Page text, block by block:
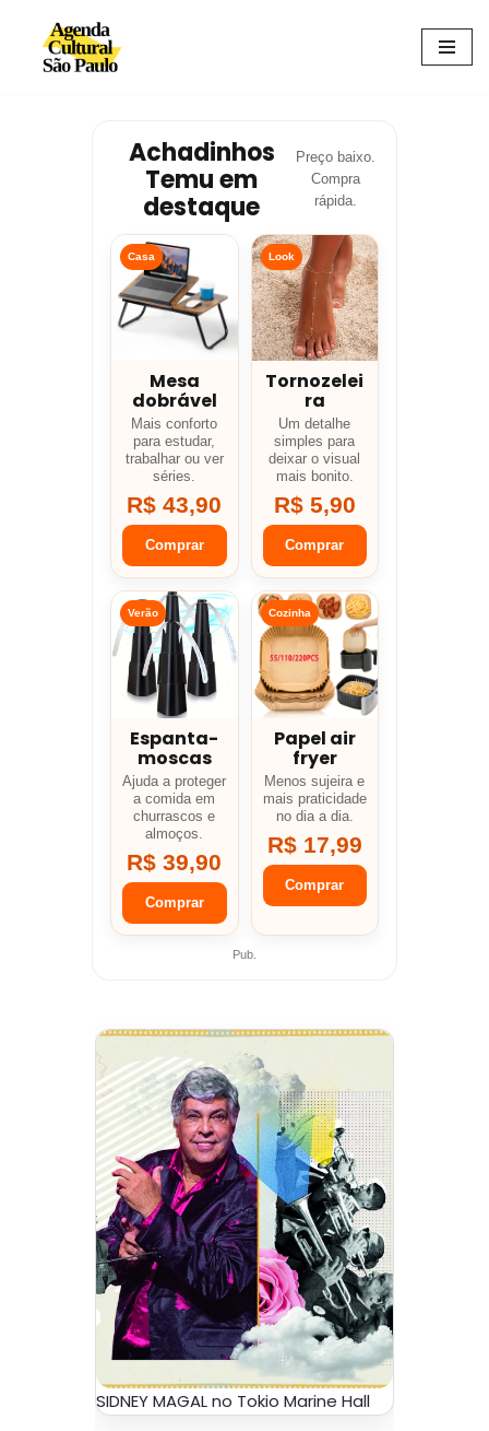
Avançar
Achadinhos
Temu em
destaque
Preço baixo.
Compra
rápida.
Casa
Mesa
dobrável
Mais conforto
para estudar,
trabalhar ou ver
séries.
R$ 43,90
Comprar
Look
Tornozelei
ra
Um detalhe
simples para
deixar o visual
mais bonito.
R$ 5,90
Comprar
Verão
Espanta-
moscas
Ajuda a proteger
a comida em
churrascos e
almoços.
R$ 39,90
Comprar
Cozinha
Papel air
fryer
Menos sujeira e
mais praticidade
no dia a dia.
R$ 17,99
Comprar
Pub.
SIDNEY MAGAL no Tokio Marine Hall